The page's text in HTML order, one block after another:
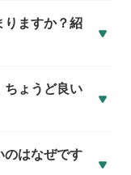
りますか？紹
ちょうど良い
のはなぜです